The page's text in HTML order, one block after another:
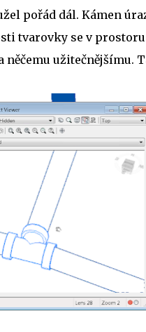
pořád dál. Kámen
tvarovky se v prostoru
něčemu